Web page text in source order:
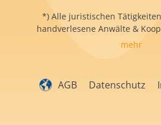
*) Alle juristischen
handverlesene Anwälte &
mehr
AGB Datenschutz